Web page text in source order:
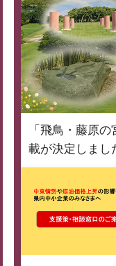
「飛鳥・藤原
載が決定しまし